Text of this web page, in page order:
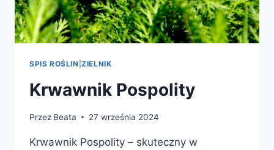
SPIS ROŚLIN |ZIELNIK
Krwawnik Pospolity
Przez Beata 27 września 2024
Krwawnik Pospolity – skuteczny w